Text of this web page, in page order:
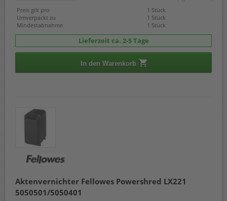
Preis gilt pro
1 Stück
Umverpackt zu
1 Stück
Mindestabnahme
1 Stück
Lieferzeit ca. 2-5 Tage
In den Warenkorb
Aktenvernichter Fellowes Powershred LX221
5050501/5050401